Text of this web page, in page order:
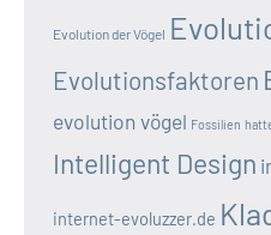
Evolution der Vögel
Evolutionsfaktoren
evolution vögel Fossilien
Intelligent Design
internet-evoluzzer.de